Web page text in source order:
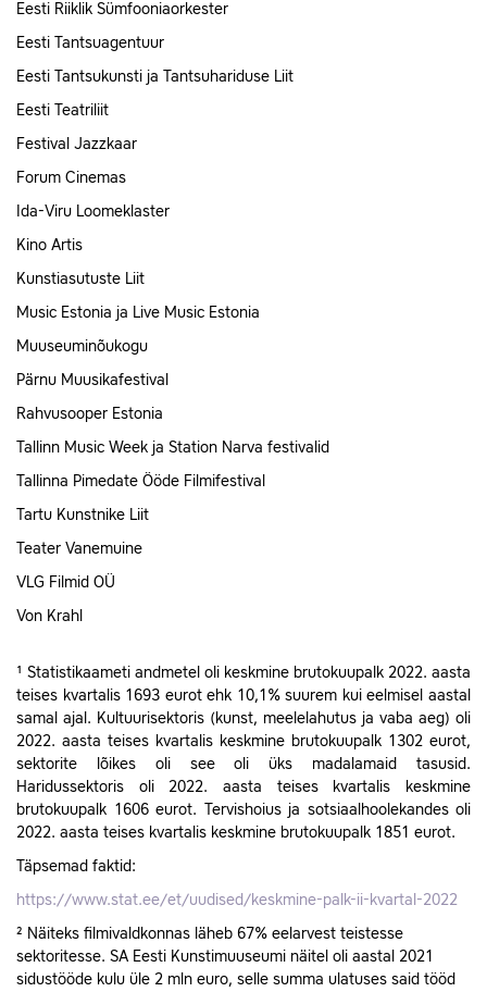
Eesti Riiklik Sümfooniaorkester
Eesti Tantsuagentuur
Eesti Tantsukunsti ja Tantsuhariduse Liit
Eesti Teatriliit
Festival Jazzkaar
Forum Cinemas
Ida-Viru Loomeklaster
Kino Artis
Kunstiasutuste Liit
Music Estonia ja Live Music Estonia
Muuseuminõukogu
Pärnu Muusikafestival
Rahvusooper Estonia
Tallinn Music Week ja Station Narva festivalid
Tallinna Pimedate Ööde Filmifestival
Tartu Kunstnike Liit
Teater Vanemuine
VLG Filmid OÜ
Von Krahl
¹ Statistikaameti andmetel oli keskmine brutokuupalk 2022. aasta
teises kvartalis 1693 eurot ehk 10,1% suurem kui eelmisel aastal
samal ajal. Kultuurisektoris (kunst, meelelahutus ja vaba aeg) oli
2022. aasta teises kvartalis keskmine brutokuupalk 1302 eurot,
sektorite lõikes oli see oli üks madalamaid tasusid.
Haridussektoris oli 2022. aasta teises kvartalis keskmine
brutokuupalk 1606 eurot. Tervishoius ja sotsiaalhoolekandes oli
2022. aasta teises kvartalis keskmine brutokuupalk 1851 eurot.
Täpsemad faktid:
https://www.stat.ee/et/uudised/keskmine-palk-ii-kvartal-2022
² Näiteks filmivaldkonnas läheb 67% eelarvest teistesse
sektoritesse. SA Eesti Kunstimuuseumi näitel oli aastal 2021
sidustööde kulu üle 2 mln euro, selle summa ulatuses said tööd